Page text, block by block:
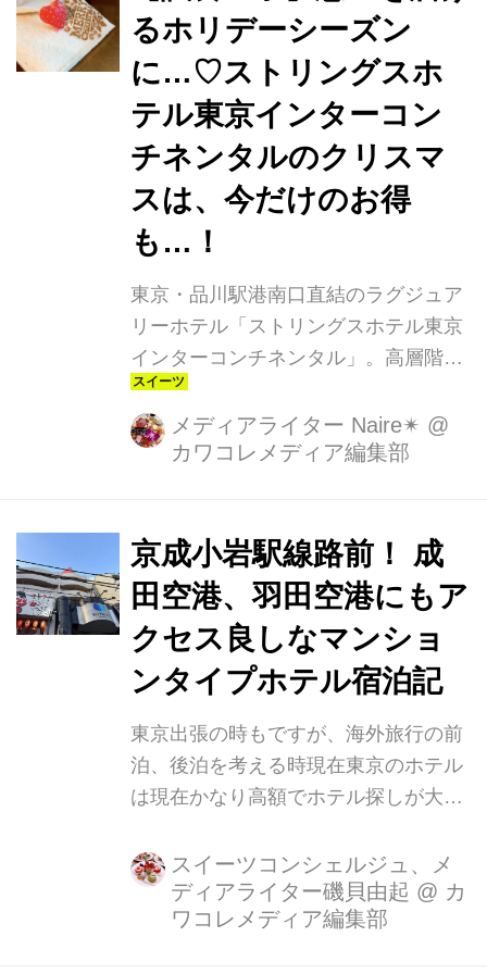
るホリデーシーズン
に…♡ストリングスホ
テル東京インターコン
チネンタルのクリスマ
スは、今だけのお得
も…！
東京・品川駅港南口直結のラグジュア
リーホテル「ストリングスホテル東京
インターコンチネンタル」。高層階か
ら都会を一望できるエレガントなホテ
ルから、今年のクリスマスコレクショ
ンが発表されています。早めの予約だ
メディアライター Naire✴︎ @
カワコレメディア編集部
京成小岩駅線路前！ 成
田空港、羽田空港にもア
クセス良しなマンショ
ンタイプホテル宿泊記
東京出張の時もですが、海外旅行の前
泊、後泊を考える時現在東京のホテル
は現在かなり高額でホテル探しが大変
プのホテル「 スカイハートホテル小
岩」を紹介します。マンションタイプ
でお友達のところに遊びに来たような
スイーツコンシェルジュ、メ
ディアライター磯貝由起 @ カ
ワコレメディア編集部